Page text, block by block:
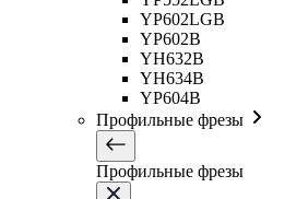
YP602LGB
YP602B
YH632B
YH634B
YP604B
Профильные фрезы
Профильные фрезы